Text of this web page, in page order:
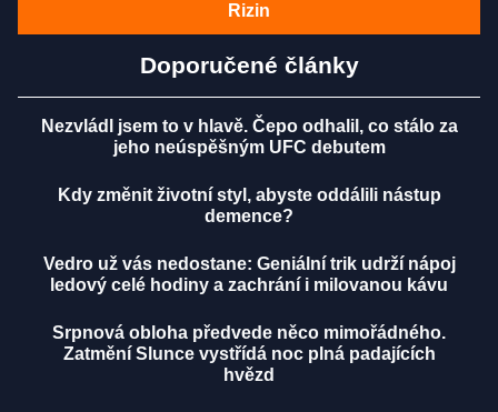
Rizin
Doporučené články
Nezvládl jsem to v hlavě. Čepo odhalil, co stálo za
jeho neúspěšným UFC debutem
Kdy změnit životní styl, abyste oddálili nástup
demence?
Vedro už vás nedostane: Geniální trik udrží nápoj
ledový celé hodiny a zachrání i milovanou kávu
Srpnová obloha předvede něco mimořádného.
Zatmění Slunce vystřídá noc plná padajících
hvězd